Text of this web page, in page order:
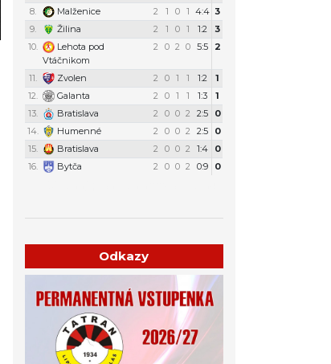
8.
Malženice 2 1 0 1 4:4 3
9.
Žilina 2 1 0 1 1:2
3
10.
Lehota pod
Vtáčnikom
2 0 2 0 5:5 2
11. Zvolen 2 0 1 1 1:2
1
12.
Galanta 2 0 1 1 1:3
1
13.
Bratislava 2 0 0 2 2:5
0
14.
Humenné 2 0 0 2 2:5
0
15.
Bratislava 2 0 0 2 1:4
0
16.
Bytča 2 0 0 2 0:9 0
Odkazy